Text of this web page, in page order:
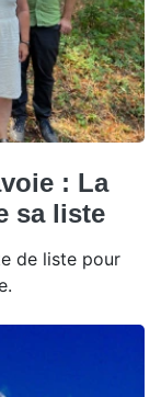
: La
sa liste
de liste pour